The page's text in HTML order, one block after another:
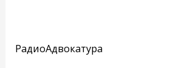
РадиоАдвокатура